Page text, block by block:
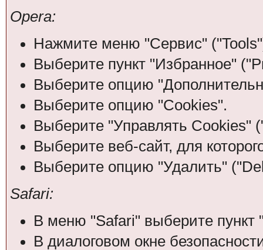
Opera:
Нажмите меню "Сервис"
Выберите пункт "Избранное"
Выберите опцию
Выберите опцию "Cookies".
Выберите "Управлять Cookies"
Выберите веб-сайт, для
Выберите опцию "Удалить"
Safari:
В меню "Safari" выберите пункт
В диалоговом окне